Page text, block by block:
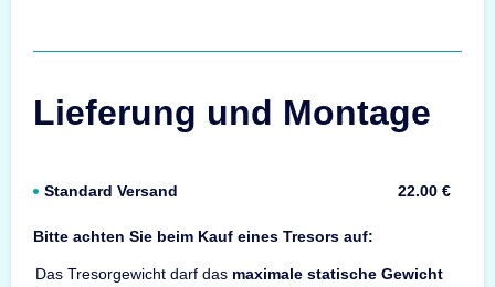
Lieferung und Montage
Standard Versand 22.00 €
Bitte achten Sie beim Kauf eines Tresors auf:
Das Tresorgewicht darf das maximale statische Gewicht